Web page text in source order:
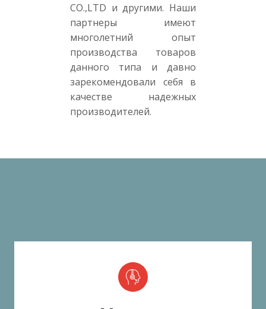
CO.,LTD и другими. Наши
партнеры имеют
многолетний опыт
производства товаров
данного типа и давно
зарекомендовали себя в
качестве надежных
производителей.